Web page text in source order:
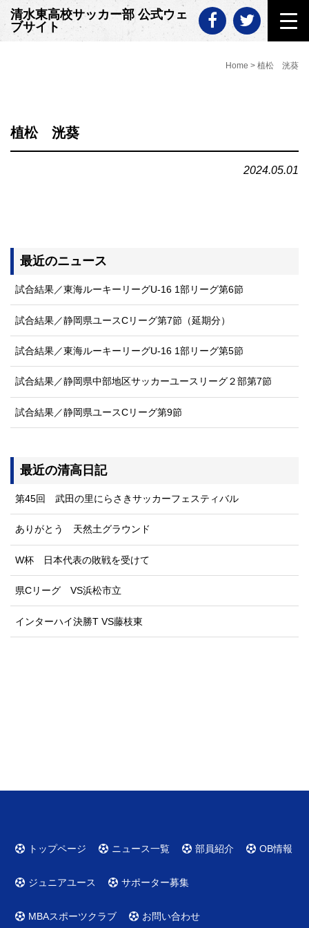
Skip
to
content
清水東高校サッカー部 公式ウェ
ブサイト
Home > 植松 洸葵
植松 洸葵
2024.05.01
最近のニュース
試合結果／東海ルーキーリーグU-16 1部リーグ第6節
試合結果／静岡県ユースCリーグ第7節（延期分）
試合結果／東海ルーキーリーグU-16 1部リーグ第5節
試合結果／静岡県中部地区サッカーユースリーグ２部第7節
試合結果／静岡県ユースCリーグ第9節
最近の清高日記
第45回 武田の里にらさきサッカーフェスティバル
ありがとう 天然土グラウンド
W杯 日本代表の敗戦を受けて
県Cリーグ VS浜松市立
インターハイ決勝T VS藤枝東
トップページ ニュース一覧 部員紹介 OB情報
ジュニアユース サポーター募集
MBAスポーツクラブ お問い合わせ